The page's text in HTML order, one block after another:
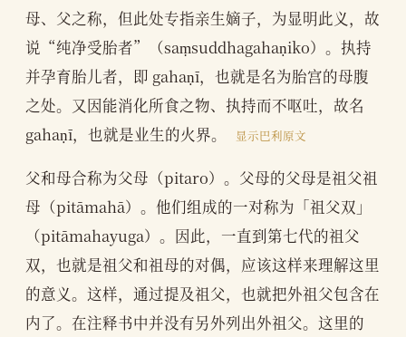
母、父之称，但此处专指亲生嫡子，为显明此义，故
说“纯净受胎者”（saṃsuddhagahaṇiko）。执持
并孕育胎儿者，即 gahaṇī，也就是名为胎宫的母腹
之处。又因能消化所食之物、执持而不呕吐，故名
gahaṇī，也就是业生的火界。
显示巴利原文
父和母合称为父母（pitaro）。父母的父母是祖父祖
母（pitāmahā）。他们组成的一对称为「祖父双」
（pitāmahayuga）。因此，一直到第七代的祖父
双，也就是祖父和祖母的对偶，应该这样来理解这里
的意义。这样，通过提及祖父，也就把外祖父包含在
内了。在注释书中并没有另外列出外祖父。这里的